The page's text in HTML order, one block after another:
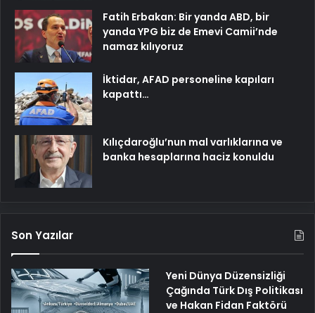
Fatih Erbakan: Bir yanda ABD, bir
yanda YPG biz de Emevi Camii’nde
namaz kılıyoruz
İktidar, AFAD personeline kapıları
kapattı…
Kılıçdaroğlu’nun mal varlıklarına ve
banka hesaplarına haciz konuldu
Son Yazılar
Yeni Dünya Düzensizliği
Çağında Türk Dış Politikası
ve Hakan Fidan Faktörü